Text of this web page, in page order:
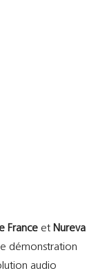
Franceet Nureva
démonstration
audio